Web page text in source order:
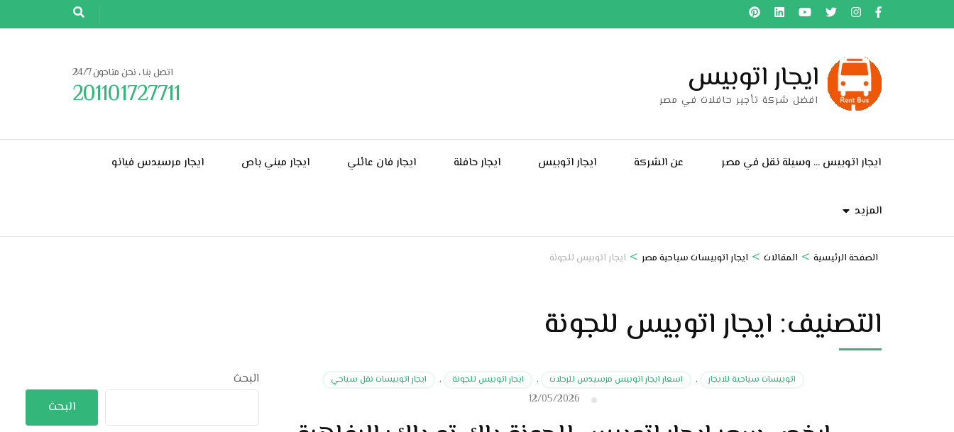
إلى
ايجار اتوبيس
افضل شركة تأجير حافلات في مصر
اتصل بنا ، نحن متاحون 24/7
201101727711
ايجار اتوبيس … وسيلة نقل في مصر عن الشركة ايجار اتوبيس ايجار حافلة ايجار فان عائلي ايجار ميني باص ايجار مرسيدس فيانو
المزيد
الصفحة الرئيسية > المقالات > ايجار اتوبيسات سياحية مصر > ايجار اتوبيس للجونة
التصنيف: ايجار اتوبيس للجونة
اتوبيسات سياحية للايجار , اسعار ايجار اتوبيس مرسيدس للرحلات , ايجار اتوبيس للجونة , ايجار اتوبيسات نقل سياحي
12/05/2026
البحث
البحث